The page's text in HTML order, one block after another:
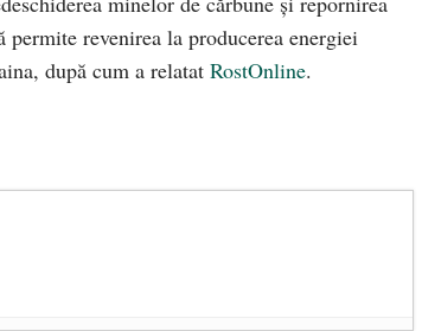
revenirea la producerea energiei
după cum a relatat RostOnline.